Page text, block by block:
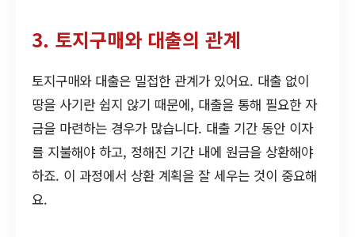
3. 토지구매와 대출의 관계
토지구매와 대출은 밀접한 관계가 있어요. 대출 없이
땅을 사기란 쉽지 않기 때문에, 대출을 통해 필요한 자
금을 마련하는 경우가 많습니다. 대출 기간 동안 이자
를 지불해야 하고, 정해진 기간 내에 원금을 상환해야
하죠. 이 과정에서 상환 계획을 잘 세우는 것이 중요해
요.